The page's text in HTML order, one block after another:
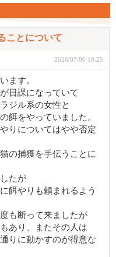
ことについて
2026/07/06 10:25
ます。
日課になっていて
ジル系の女性と
餌をやっていました。
りについてはやや否定
の捕獲を手伝うことに
たが
餌やりも頼まれるよう
も断って来ましたが
あり、またその人は
りに動かすのが得意な